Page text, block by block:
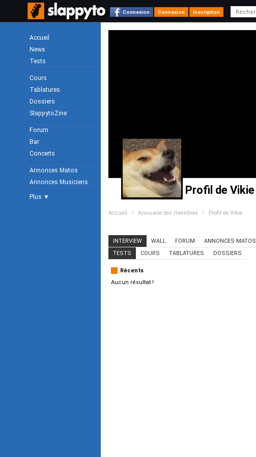
Connexion Connexion Inscription
Accueil
News
Tests
Cours
Tablatures
Dossiers
SlappytoZine
Forum
Bar
Concerts
Annonces Matos
Annonces Musiciens
Plus ▼
Profil de Vikie
Accueil > Annuaire des membres > Profil de Vikie
INTERVIEW WALL FORUM ANNONCES MATOS
TESTS
COURS TABLATURES DOSSIERS
Récents
Aucun résultat !